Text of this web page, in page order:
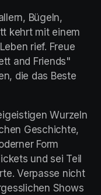
Bügeln,
kehrt mit einem
rief. Freue
and Friends"
die das Beste
Wurzeln
Geschichte,
Form
und sei Teil
Verpasse nicht
Shows